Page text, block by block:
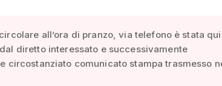
all’ora di pranzo, via telefono è stata
diretto interessato e successivamente
circostanziato comunicato stampa trasmesso